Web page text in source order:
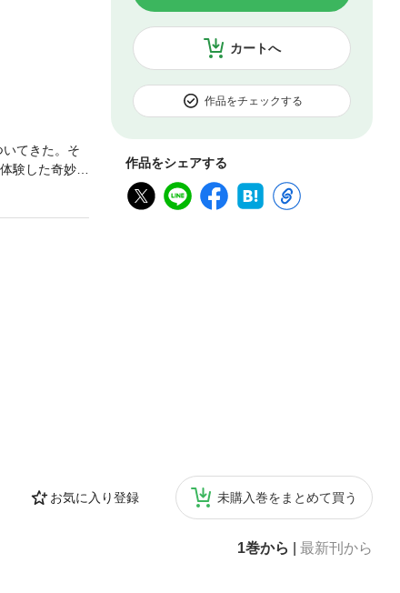
カートへ
作品をチェックする
作品をシェアする
お気に入り登録 未購入巻をまとめて買う
1巻から 最新刊から
てきた。そ
験した奇妙な
くて妖しい